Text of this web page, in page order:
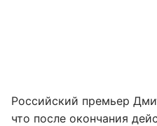
Российский премьер
что после окончания